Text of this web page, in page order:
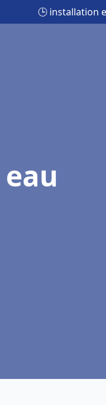
🕒 installation